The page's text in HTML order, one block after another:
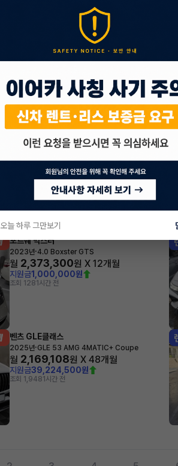
2025년·스마트스트림 가솔린 1.6 모던
지원금400,000원
조회 230방금전
벤츠 EQE
1,048,800원 X34개월
6,000,000원
1시간 전
포르쉐 박스터
2023년·4.0 Boxster GTS
월 2,373,300원 X 12개월
지원금1,000,000원
조회 1281시간 전
벤츠 GLE클래스
2025년·GLE 53 AMG 4MATIC+ Coupe
월 2,169,108원 X 48개월
지원금39,224,500원
조회 1,9481시간 전
오늘 하루 그만보기